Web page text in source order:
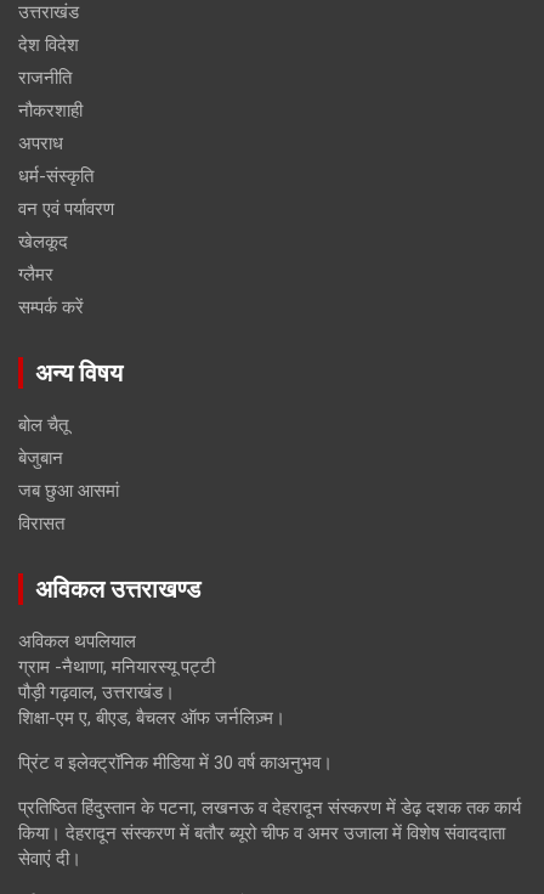
उत्तराखंड
देश विदेश
राजनीति
नौकरशाही
अपराध
धर्म-संस्कृति
वन एवं पर्यावरण
खेलकूद
ग्लैमर
सम्पर्क करें
अन्य विषय
बोल चैतू
बेजुबान
जब छुआ आसमां
विरासत
अविकल उत्तराखण्ड
अविकल थपलियाल
ग्राम -नैथाणा, मनियारस्यू पट्टी
पौड़ी गढ़वाल, उत्तराखंड।
शिक्षा-एम ए, बीएड, बैचलर ऑफ जर्नलिज़्म।
प्रिंट व इलेक्ट्रॉनिक मीडिया में 30 वर्ष काअनुभव।
प्रतिष्ठित हिंदुस्तान के पटना, लखनऊ व देहरादून संस्करण में डेढ़ दशक तक कार्य
किया। देहरादून संस्करण में बतौर ब्यूरो चीफ व अमर उजाला में विशेष संवाददाता
सेवाएं दी।